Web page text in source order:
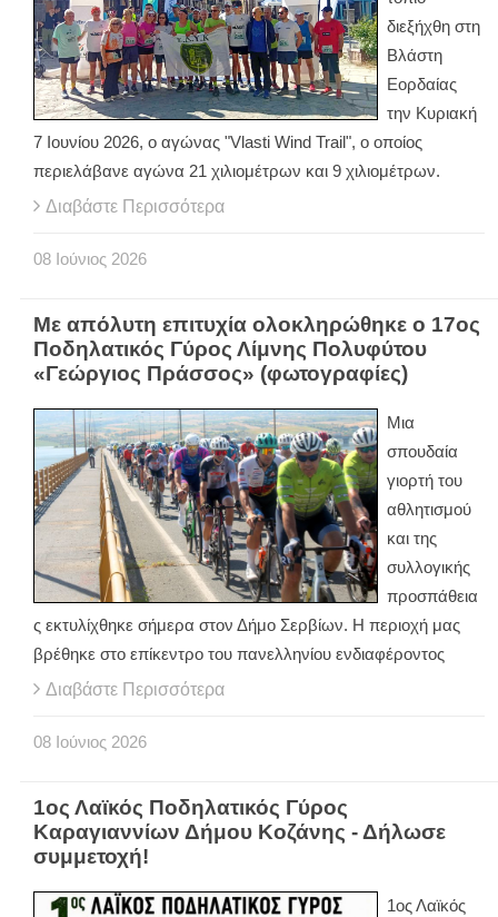
διεξήχθη στη
Βλάστη
Εορδαίας
την Κυριακή
7 Ιουνίου 2026, o αγώνας "Vlasti Wind Trail", o οποίος
περιελάβανε αγώνα 21 χιλιομέτρων και 9 χιλιομέτρων.
Διαβάστε Περισσότερα
08 Ιούνιος 2026
Με απόλυτη επιτυχία ολοκληρώθηκε ο 17ος
Ποδηλατικός Γύρος Λίμνης Πολυφύτου
«Γεώργιος Πράσσος» (φωτογραφίες)
Μια
σπουδαία
γιορτή του
αθλητισμού
και της
συλλογικής
προσπάθεια
ς εκτυλίχθηκε σήμερα στον Δήμο Σερβίων. Η περιοχή μας
βρέθηκε στο επίκεντρο του πανελληνίου ενδιαφέροντος
Διαβάστε Περισσότερα
08 Ιούνιος 2026
1ος Λαϊκός Ποδηλατικός Γύρος
Καραγιαννίων Δήμου Κοζάνης - Δήλωσε
συμμετοχή!
1ος Λαϊκός